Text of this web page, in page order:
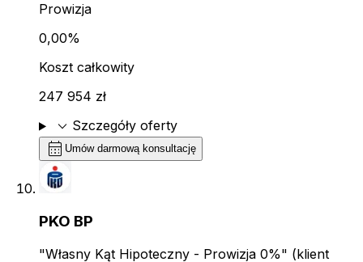
Prowizja
0,00%
Koszt całkowity
247 954 zł
expand_more Szczegóły oferty
calendar_month Umów darmową konsultację
PKO BP
"Własny Kąt Hipoteczny - Prowizja 0%" (klient